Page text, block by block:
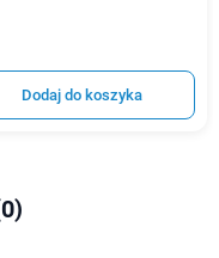
Dodaj do koszyka